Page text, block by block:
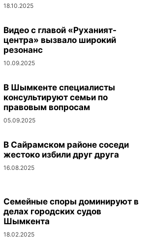
18.10.2025
Видео с главой «Руханият-
центра» вызвало широкий
резонанс
10.09.2025
В Шымкенте специалисты
консультируют семьи по
правовым вопросам
05.09.2025
В Сайрамском районе соседи
жестоко избили друг друга
16.08.2025
Семейные споры доминируют в
делах городских судов
Шымкента
18.02.2025